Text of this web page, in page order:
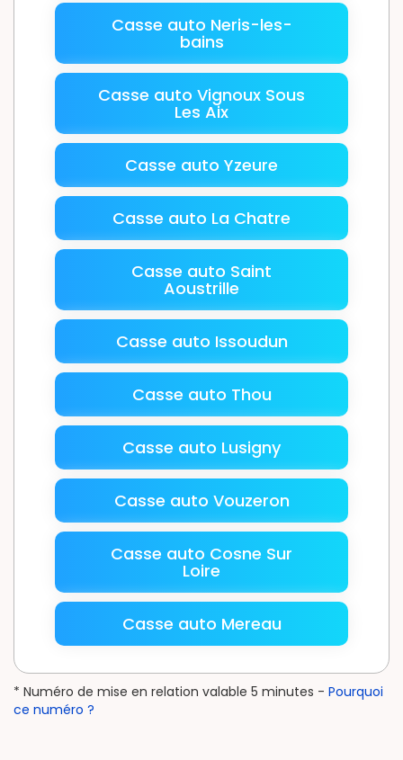
Casse auto Neris-les-
bains
Casse auto Vignoux Sous
Les Aix
Casse auto Yzeure
Casse auto La Chatre
Casse auto Saint
Aoustrille
Casse auto Issoudun
Casse auto Thou
Casse auto Lusigny
Casse auto Vouzeron
Casse auto Cosne Sur
Loire
Casse auto Mereau
* Numéro de mise en relation valable 5 minutes - Pourquoi
ce numéro ?